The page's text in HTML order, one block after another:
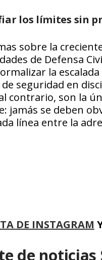
los límites sin
sobre la
de Defensa
la
seguridad en
contrario, son la
se deben
línea entre la
DE INSTAGRAM
de noticias